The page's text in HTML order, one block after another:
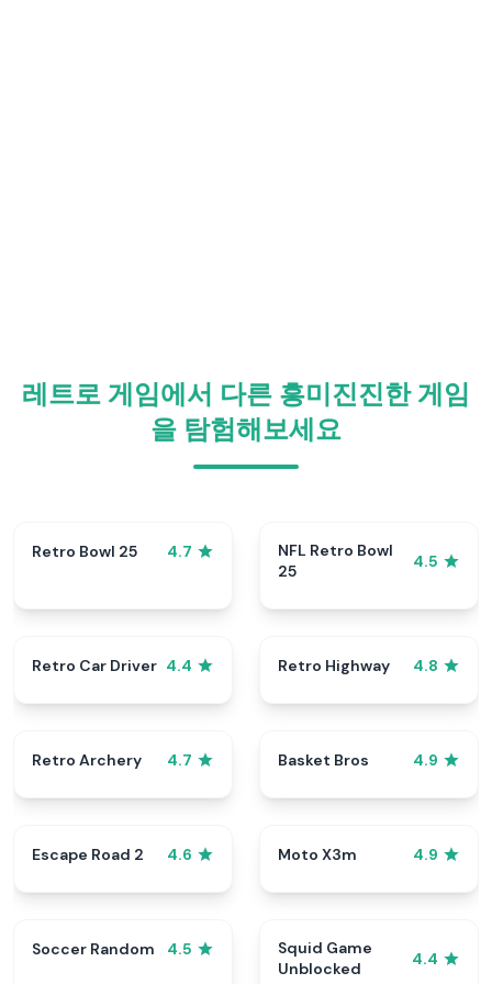
레트로 게임에서 다른 흥미진진한 게임
을 탐험해보세요
Retro Bowl 25 4.7
NFL Retro Bowl
25
4.5
Retro Car Driver 4.4 Retro Highway 4.8
Retro Archery 4.7 Basket Bros 4.9
Escape Road 2 4.6 Moto X3m 4.9
Soccer Random 4.5
Squid Game
Unblocked
4.4